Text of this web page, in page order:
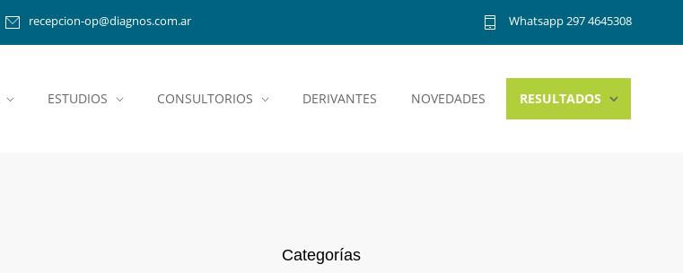
recepcion-op@diagnos.com.ar Whatsapp 297 4645308
ESTUDIOS CONSULTORIOS DERIVANTES NOVEDADES RESULTADOS
Categorías